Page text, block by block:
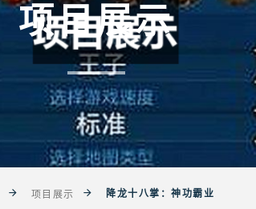
项目展示
项目展示 降龙十八掌：神功霸业